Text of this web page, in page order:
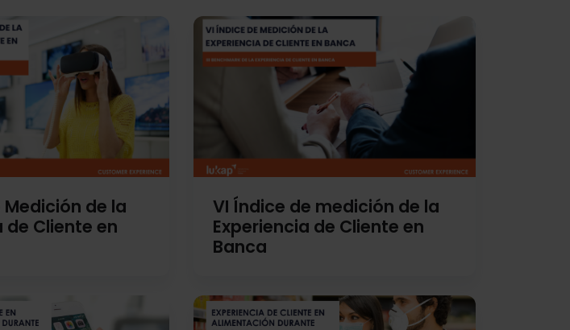
Medición de la
de Cliente en
VI Índice de medición de la
Experiencia de Cliente en
Banca